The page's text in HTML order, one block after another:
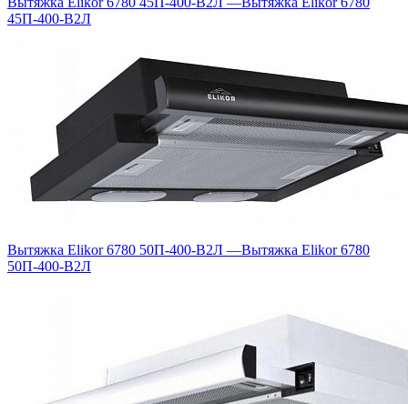
45П-400-В2Л
Вытяжка Elikor 6780 50П-400-В2Л —Вытяжка Elikor 6780
50П-400-В2Л